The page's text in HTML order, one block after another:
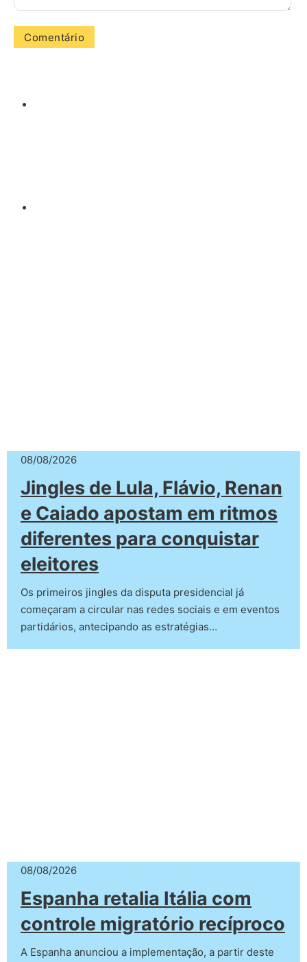
08/08/2026
Jingles de Lula, Flávio, Renan
e Caiado apostam em ritmos
diferentes para conquistar
eleitores
Os primeiros jingles da disputa presidencial já
começaram a circular nas redes sociais e em eventos
partidários, antecipando as estratégias…
08/08/2026
Espanha retalia Itália com
controle migratório recíproco
A Espanha anunciou a implementação, a partir deste